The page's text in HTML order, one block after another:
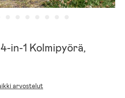
in-1 Kolmipyörä,
arvostelut